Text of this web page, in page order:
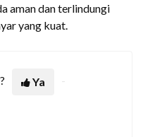
aman dan terlindungi
yang kuat.
Ya